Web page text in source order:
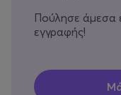
Πούλησε άμεσα
εγγραφής!